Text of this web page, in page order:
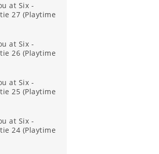
at Six -
27 (Playtime
at Six -
26 (Playtime
at Six -
25 (Playtime
at Six -
24 (Playtime